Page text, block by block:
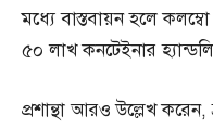
মধ্যে বাস্তবায়ন হলে
৫০ লাখ কনটেইনার
প্রশান্থা আরও উল্লেখ করেন,